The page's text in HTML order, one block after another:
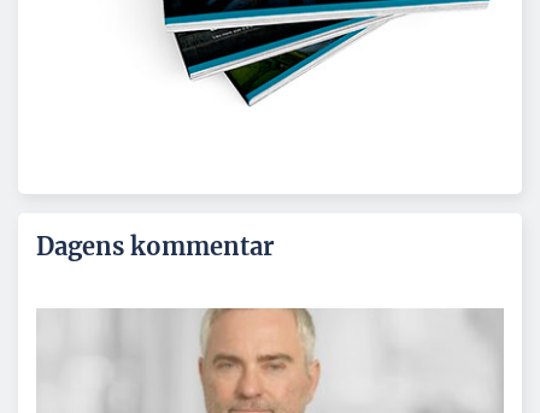
Dagens kommentar